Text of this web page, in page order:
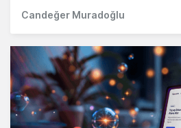
Candeğer Muradoğlu